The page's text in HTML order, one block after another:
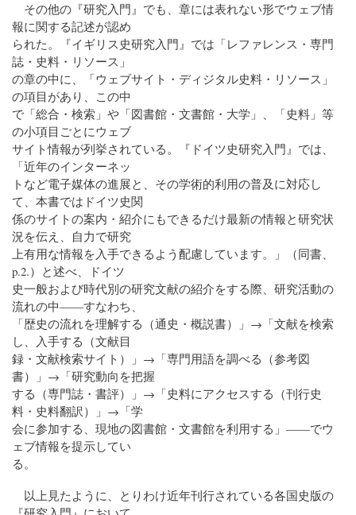
その他の『研究入門』でも、章には表れない形でウェブ情
報に関する記述が認め
られた。『イギリス史研究入門』では「レファレンス・専門
誌・史料・リソース」
の章の中に、「ウェブサイト・ディジタル史料・リソース」
の項目があり、この中
で「総合・検索」や「図書館・文書館・大学」、「史料」等
の小項目ごとにウェブ
サイト情報が列挙されている。『ドイツ史研究入門』では、
「近年のインターネッ
トなど電子媒体の進展と、その学術的利用の普及に対応し
て、本書ではドイツ史関
係のサイトの案内・紹介にもできるだけ最新の情報と研究状
況を伝え、自力で研究
上有用な情報を入手できるよう配慮しています。」（同書、
p.2.）と述べ、ドイツ
史一般および時代別の研究文献の紹介をする際、研究活動の
流れの中――すなわち、
「歴史の流れを理解する（通史・概説書）」→「文献を検索
し、入手する（文献目
録・文献検索サイト）」→「専門用語を調べる（参考図
書）」→「研究動向を把握
する（専門誌・書評）」→「史料にアクセスする（刊行史
料・史料翻訳）」→「学
会に参加する、現地の図書館・文書館を利用する」――でウ
ェブ情報を提示してい
る。
以上見たように、とりわけ近年刊行されている各国史版の